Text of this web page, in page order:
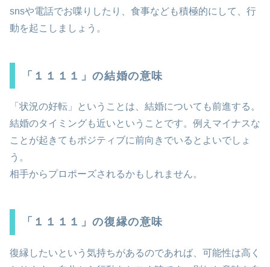
snsや電話でお喋りしたり、食事なども積極的にして、行
動を起こしましょう。
「１１１１」の結婚の意味
「状況の好転」ということは、結婚についても前進する。
結婚のタイミングも近いということです。例えマイナスな
ことが起きてもポジティブに前向きでいるとよいでしょ
う。
相手からプロポーズされるかもしれません。
「１１１１」の復縁の意味
復縁したいという気持ちがあるのであれば、可能性は高く